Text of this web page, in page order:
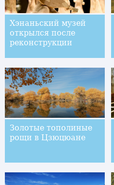
Хэнаньский музей
открылся после
реконструкции
Золотые тополиные
рощи в Цзюцюане